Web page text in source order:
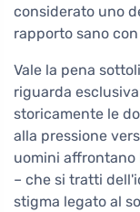
considerato uno
rapporto sano
Vale la pena
riguarda
storicamente le
alla pressione
uomini affrontano
– che si tratti
stigma legato al